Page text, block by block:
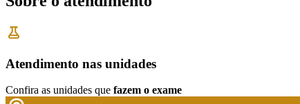
Atendimento nas unidades
Confira as unidades que fazem o exame